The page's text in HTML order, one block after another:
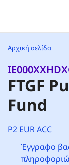
Αρχική σελίδα
FTGF
Fund
P2 EUR ACC
Έγγραφο